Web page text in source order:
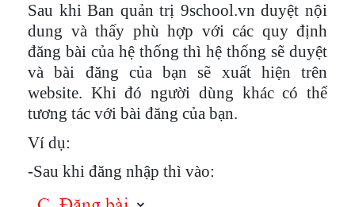
Sau khi Ban quản trị 9school.vn duyệt nội
dung và thấy phù hợp với các quy định
đăng bài của hệ thống thì hệ thống sẽ duyệt
và bài đăng của bạn sẽ xuất hiện trên
website. Khi đó người dùng khác có thể
tương tác với bài đăng của bạn.
Ví dụ:
-Sau khi đăng nhập thì vào: